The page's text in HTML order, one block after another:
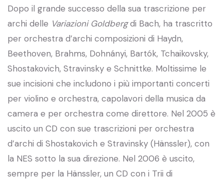
Dopo il grande successo della sua trascrizione per
archi delle Variazioni Goldbergdi Bach, ha trascritto
per orchestra d’archi composizioni di Haydn,
Beethoven, Brahms, Dohnányi, Bartók, Tchaikovsky,
Shostakovich, Stravinsky e Schnittke. Moltissime le
sue incisioni che includono i più importanti concerti
per violino e orchestra, capolavori della musica da
camera e per orchestra come direttore. Nel 2005 è
uscito un CD con sue trascrizioni per orchestra
d’archi di Shostakovich e Stravinsky (Hänssler), con
la NES sotto la sua direzione. Nel 2006 è uscito,
sempre per la Hänssler, un CD con i Trii di